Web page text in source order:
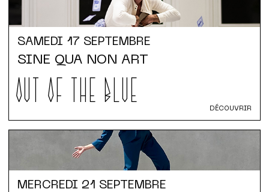
SAMEDI 17 SEPTEMBRE
OUT OF THE BLUE
SINE QUA NON ART
DÉCOUVRIR
MERCREDI 21 SEPTEMBRE